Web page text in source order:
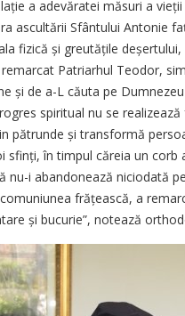
a adevăratei măsuri a
ascultării Sfântului Antonie
fizică și greutățile
Patriarhul Teodor,
și de a-L căuta pe
spiritual nu se
pătrunde și transformă
în timpul căreia un corb
nu-i abandonează niciodată
frățească, a
și bucurie”, notează